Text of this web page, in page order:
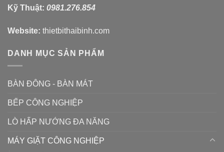
Kỹ Thuật: 0981.276.854
Website: thietbithaibinh.com
DANH MỤC SẢN PHẨM
BÀN ĐÔNG - BÀN MÁT
BẾP CÔNG NGHIỆP
LÒ HẤP NƯỚNG ĐA NĂNG
MÁY GIẶT CÔNG NGHIỆP